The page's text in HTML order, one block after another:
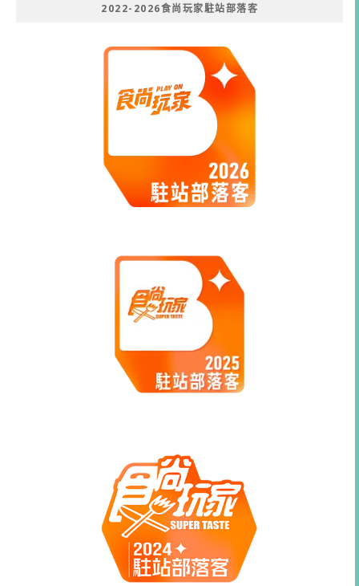
2022-2026食尚玩家駐站部落客